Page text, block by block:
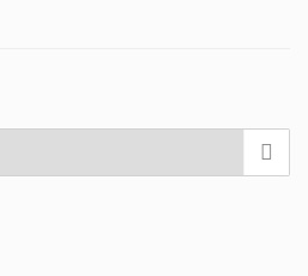
